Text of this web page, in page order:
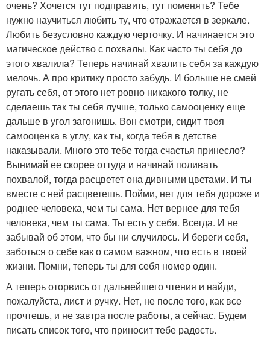
очень? Хочется тут подправить, тут поменять? Тебе
нужно научиться любить ту, что отражается в зеркале.
Любить безусловно каждую черточку. И начинается это
магическое действо с похвалы. Как часто ты себя до
этого хвалила? Теперь начинай хвалить себя за каждую
мелочь. А про критику просто забудь. И больше не смей
ругать себя, от этого нет ровно никакого толку, не
сделаешь так ты себя лучше, только самооценку еще
дальше в угол загонишь. Вон смотри, сидит твоя
самооценка в углу, как ты, когда тебя в детстве
наказывали. Много это тебе тогда счастья принесло?
Вынимай ее скорее оттуда и начинай поливать
похвалой, тогда расцветет она дивными цветами. И ты
вместе с ней расцветешь. Пойми, нет для тебя дороже и
роднее человека, чем ты сама. Нет вернее для тебя
человека, чем ты сама. Ты есть у себя. Всегда. И не
забывай об этом, что бы ни случилось. И береги себя,
заботься о себе как о самом важном, что есть в твоей
жизни. Помни, теперь ты для себя номер один.
А теперь оторвись от дальнейшего чтения и найди,
пожалуйста, лист и ручку. Нет, не после того, как все
прочтешь, и не завтра после работы, а сейчас. Будем
писать список того, что приносит тебе радость.